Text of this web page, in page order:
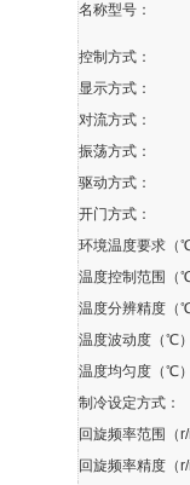
名称型号：
控制方式：
显示方式：
对流方式：
振荡方式：
驱动方式：
开门方式：
环境温度要求（
温度控制范围（
温度分辨精度（
温度波动度（℃
温度均匀度（℃
制冷设定方式：
回旋频率范围（
回旋频率精度（